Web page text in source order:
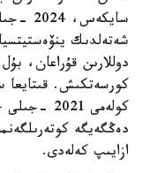
كورسەتكىش. قىتايعا
دەڭگەيگە
ازايىپ كەلەدى.